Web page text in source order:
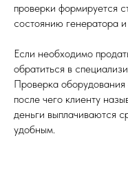
проверки формируется
состоянию генератора
Если необходимо
обратиться в
Проверка
после чего клиенту
деньги выплачиваются
удобным.